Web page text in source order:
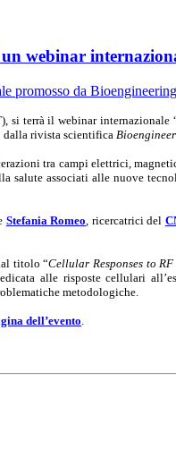
webinar
si terrà il webinar
dalla rivista scientifica
tra campi elettrici,
salute associati alle nuove
Stefania Romeo , ricercatrici del
titolo “Cellular Responses to
alle risposte cellulari
metodologiche.
dell’evento